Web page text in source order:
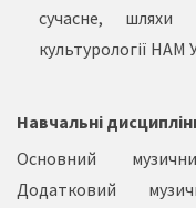
сучасне, шляхи
культурології НАМ
Навчальні
Основний
Додатковий